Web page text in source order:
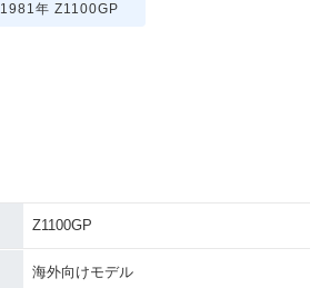
1981年 Z1100GP
Z1100GP
海外向けモデル